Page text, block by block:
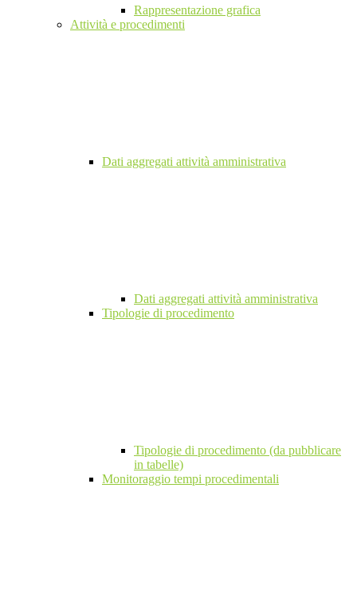
Rappresentazione grafica
Attività e procedimenti
Dati aggregati attività amministrativa
Dati aggregati attività amministrativa
Tipologie di procedimento
Tipologie di procedimento (da pubblicare
in tabelle)
Monitoraggio tempi procedimentali